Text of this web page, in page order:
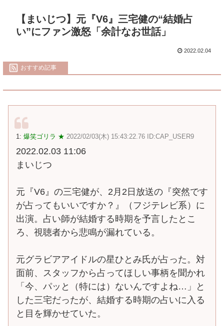
【まいじつ】元『V6』三宅健の“結婚占
い”にファン激怒「余計なお世話」
2022.02.04
おすすめ記事
1: 爆笑ゴリラ ★ 2022/02/03(木) 15:43:22.76 ID:CAP_USER9
2022.02.03 11:06
まいじつ
元『V6』の三宅健が、2月2日放送の『突然です
が占ってもいいですか？』（フジテレビ系）に
出演。占い師が結婚する時期を予言したとこ
ろ、視聴者から悲鳴が漏れている。
元グラビアアイドルの星ひとみ氏が占った。対
面前、スタッフから占ってほしい事柄を聞かれ
「今、パッと（特には）ないんですよね…」と
した三宅だったが、結婚する時期の占いに入る
と目を輝かせていた。